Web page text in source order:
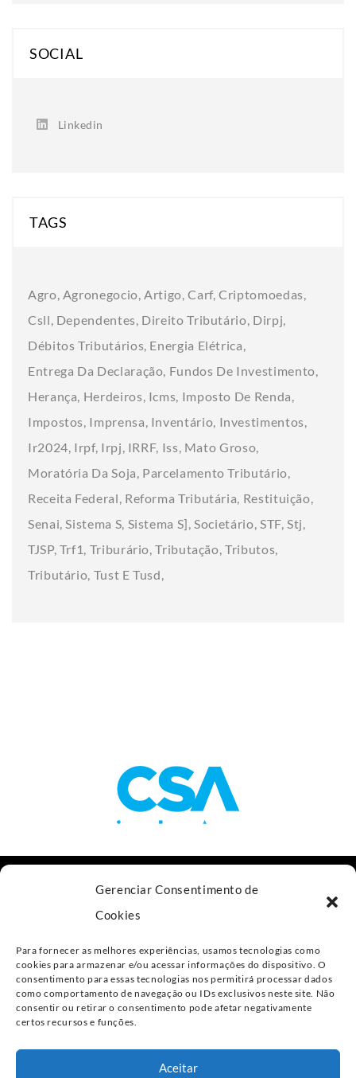
Gerenciar Consentimento de
Cookies
Para fornecer as melhores experiências, usamos tecnologias como
cookies para armazenar e/ou acessar informações do dispositivo. O
consentimento para essas tecnologias nos permitirá processar dados
como comportamento de navegação ou IDs exclusivos neste site. Não
consentir ou retirar o consentimento pode afetar negativamente
certos recursos e funções.
Aceitar
SOCIAL
Linkedin
TAGS
Agro Agronegocio Artigo Carf Criptomoedas
Csll Dependentes Direito Tributário Dirpj
Débitos Tributários Energia Elétrica
Entrega Da Declaração Fundos De Investimento
Herança Herdeiros Icms Imposto De Renda
Impostos Imprensa Inventário Investimentos
Ir2024 Irpf Irpj IRRF Iss Mato Groso
Moratória Da Soja Parcelamento Tributário
Receita Federal Reforma Tributária Restituição
Senai Sistema S Sistema S] Societário STF Stj
TJSP Trf1 Triburário Tributação Tributos
Tributário Tust E Tusd
contato@csalaw.adv.br
Política de Privacidade